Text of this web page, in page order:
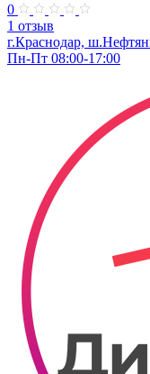
0
1 отзыв
г.Краснодар,
Пн-Пт 08:00-17:00